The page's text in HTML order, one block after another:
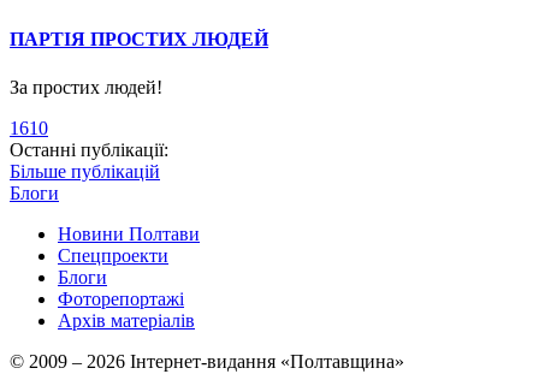
ПАРТІЯ ПРОСТИХ ЛЮДЕЙ
За простих людей!
1610
Останні публікації:
Більше публікацій
Блоги
Новини Полтави
Спецпроекти
Блоги
Фоторепортажі
Архів матеріалів
© 2009 – 2026 Інтернет-видання «Полтавщина»